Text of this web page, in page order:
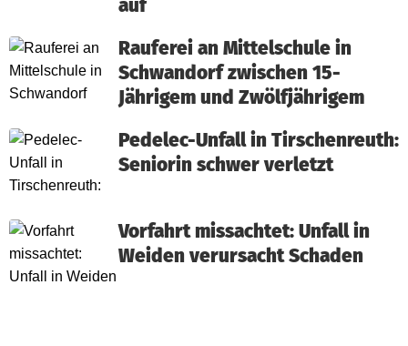
auf
Rauferei an Mittelschule in
Schwandorf zwischen 15-
Jährigem und Zwölfjährigem
Pedelec-Unfall in Tirschenreuth:
Seniorin schwer verletzt
Vorfahrt missachtet: Unfall in
Weiden verursacht Schaden